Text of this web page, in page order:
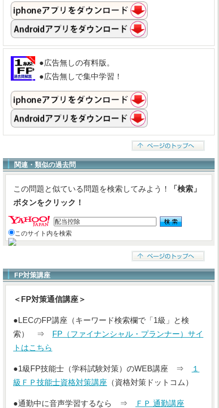
●広告無しの有料版。
●広告無しで集中学習！
関連・類似の過去問
この問題と似ている問題を検索してみよう！
「検索」
ボタンをクリック！
このサイト内を検索
FP対策講座
＜FP対策通信講座＞
●LECのFP講座（キーワード検索欄で「1級」と検
索） ⇒
FP（ファイナンシャル・プランナー）サイ
トはこちら
●1級FP技能士（学科試験対策）のWEB講座 ⇒
１
級ＦＰ技能士資格対策講座 （資格対策ドットコム）
●通勤中に音声学習するなら ⇒ ＦＰ 通勤講座